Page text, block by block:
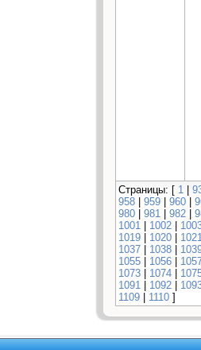
Страницы: [ 1 |
958 | 959 | 960 |
980 | 981 | 982 |
1001 | 1002 |
1019 | 1020 |
1037 | 1038 |
1055 | 1056 |
1073 | 1074 |
1091 | 1092 |
1109 | 1110 ]